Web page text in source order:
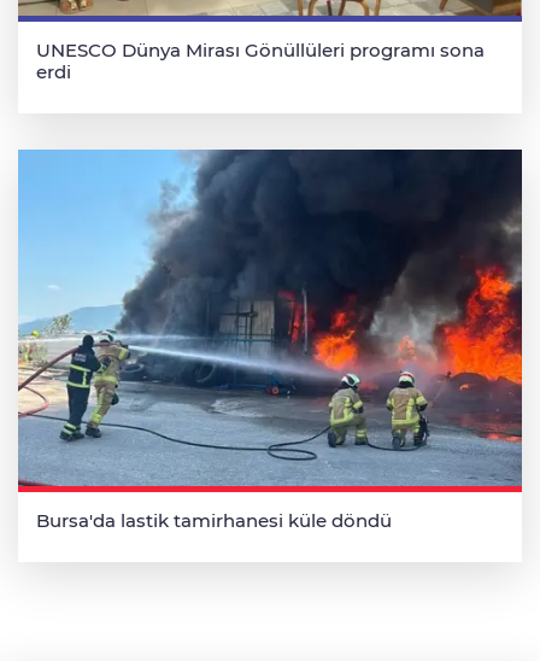
UNESCO Dünya Mirası Gönüllüleri programı sona
erdi
Bursa'da lastik tamirhanesi küle döndü